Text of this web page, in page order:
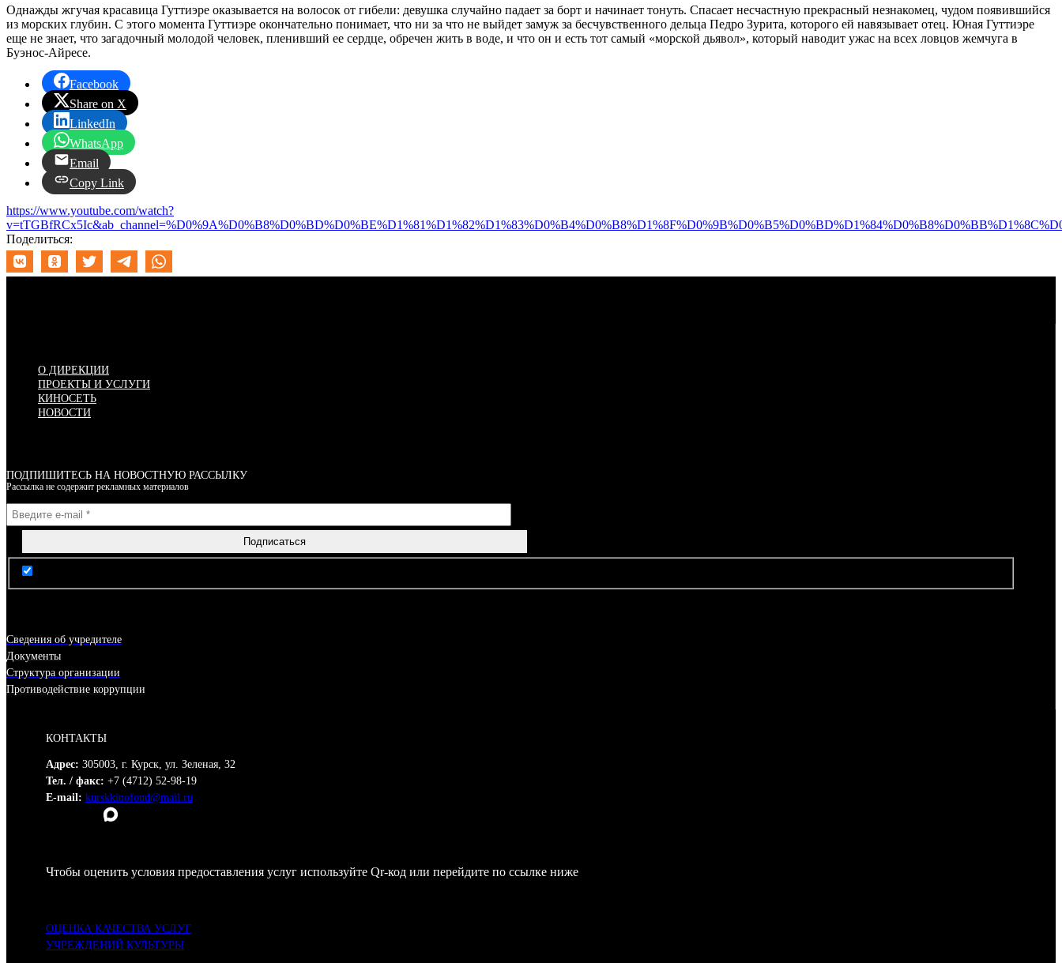
Однажды жгучая красавица Гуттиэре оказывается на волосок от гибели: девушка случайно падает за борт и начинает тонуть. Спасает несчастную прекрасный незнакомец, чудом появившийся
из морских глубин. С этого момента Гуттиэре окончательно понимает, что ни за что не выйдет замуж за бесчувственного дельца Педро Зурита, которого ей навязывает отец. Юная Гуттиэре
еще не знает, что загадочный молодой человек, пленивший ее сердце, обречен жить в воде, и что он и есть тот самый «морской дьявол», который наводит ужас на всех ловцов жемчуга в
Буэнос-Айресе.
Facebook
Share on X
LinkedIn
WhatsApp
Email
Copy Link
https://www.youtube.com/watch?
Поделиться:
О ДИРЕКЦИИ
ПРОЕКТЫ И УСЛУГИ
КИНОСЕТЬ
НОВОСТИ
ПОДПИШИТЕСЬ НА НОВОСТНУЮ РАССЫЛКУ
Рассылка не содержит рекламных материалов
Сведения об учредителе
Документы
Структура организации
Противодействие коррупции
КОНТАКТЫ
Адрес: 305003, г. Курск, ул. Зеленая, 32
Тел. / факс: +7 (4712) 52-98-19
E-mail: kurskkinofond@mail.ru
Чтобы оценить условия предоставления услуг используйте Qr-код или перейдите по ссылке ниже
ОЦЕНКА КАЧЕСТВА УСЛУГ
УЧРЕЖДЕНИЙ КУЛЬТУРЫ